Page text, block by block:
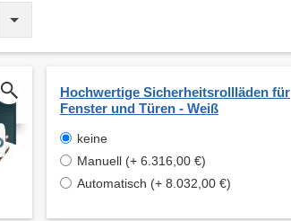
Hochwertige Sicherheitsrollläden für
Fenster und Türen - Weiß
keine
Manuell (+ 6.316,00 €)
Automatisch (+ 8.032,00 €)